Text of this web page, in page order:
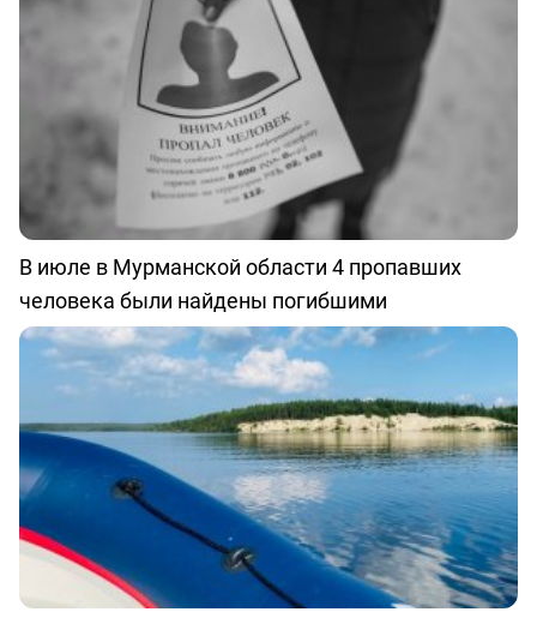
В июле в Мурманской области 4 пропавших
человека были найдены погибшими